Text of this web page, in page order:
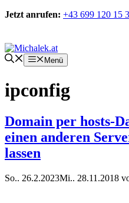
Zum
Jetzt anrufen: +43 699 120 15
Menü
ipconfig
Domain per hosts-
einen anderen
lassen
So.. 26.2.2023Mi.. 28.11.2018